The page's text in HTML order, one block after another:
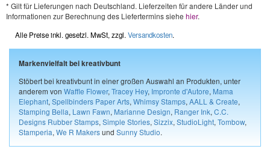
* Gilt für Lieferungen nach Deutschland. Lieferzeiten für andere Länder und
Informationen zur Berechnung des Liefertermins siehe hier.
Alle Preise inkl. gesetzl. MwSt, zzgl. Versandkosten.
Markenvielfalt bei kreativbunt
Stöbert bei kreativbunt in einer großen Auswahl an Produkten, unter
anderem von Waffle Flower, Tracey Hey, Impronte d'Autore, Mama
Elephant, Spellbinders Paper Arts, Whimsy Stamps, AALL & Create,
Stamping Bella, Lawn Fawn, Marianne Design, Ranger Ink, C.C.
Designs Rubber Stamps, Simple Stories, Sizzix, StudioLight, Tombow,
Stamperia, We R Makersund Sunny Studio.